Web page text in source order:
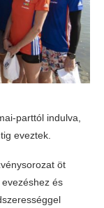
parttól indulva,
eveztek.
öt
és